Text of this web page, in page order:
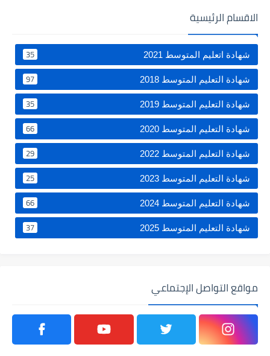
الاقسام الرئيسية
شهادة اتعليم المتوسط 2021 35
شهادة التعليم المتوسط 2018 97
شهادة التعليم المتوسط 2019 35
شهادة التعليم المتوسط 2020 66
شهادة التعليم المتوسط 2022 29
شهادة التعليم المتوسط 2023 25
شهادة التعليم المتوسط 2024 66
شهادة التعليم المتوسط 2025 37
مواقع التواصل الإجتماعي